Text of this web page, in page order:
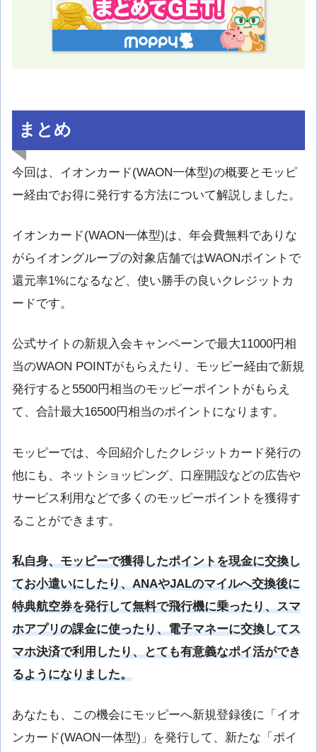
まとめ
今回は、イオンカード(WAON一体型)の概要とモッピ
ー経由でお得に発行する方法について解説しました。
イオンカード(WAON一体型)は、年会費無料でありな
がらイオングループの対象店舗ではWAONポイントで
還元率1%になるなど、使い勝手の良いクレジットカ
ードです。
公式サイトの新規入会キャンペーンで最大11000円相
当のWAON POINTがもらえたり、モッピー経由で新規
発行すると5500円相当のモッピーポイントがもらえ
て、合計最大16500円相当のポイントになります。
モッピーでは、今回紹介したクレジットカード発行の
他にも、ネットショッピング、口座開設などの広告や
サービス利用などで多くのモッピーポイントを獲得す
ることができます。
私自身、モッピーで獲得したポイントを現金に交換し
てお小遣いにしたり、ANAやJALのマイルへ交換後に
特典航空券を発行して無料で飛行機に乗ったり、スマ
ホアプリの課金に使ったり、電子マネーに交換してス
マホ決済で利用したり、とても有意義なポイ活ができ
るようになりました。
あなたも、この機会にモッピーへ新規登録後に「イオ
ンカード(WAON一体型)」を発行して、新たな「ポイ